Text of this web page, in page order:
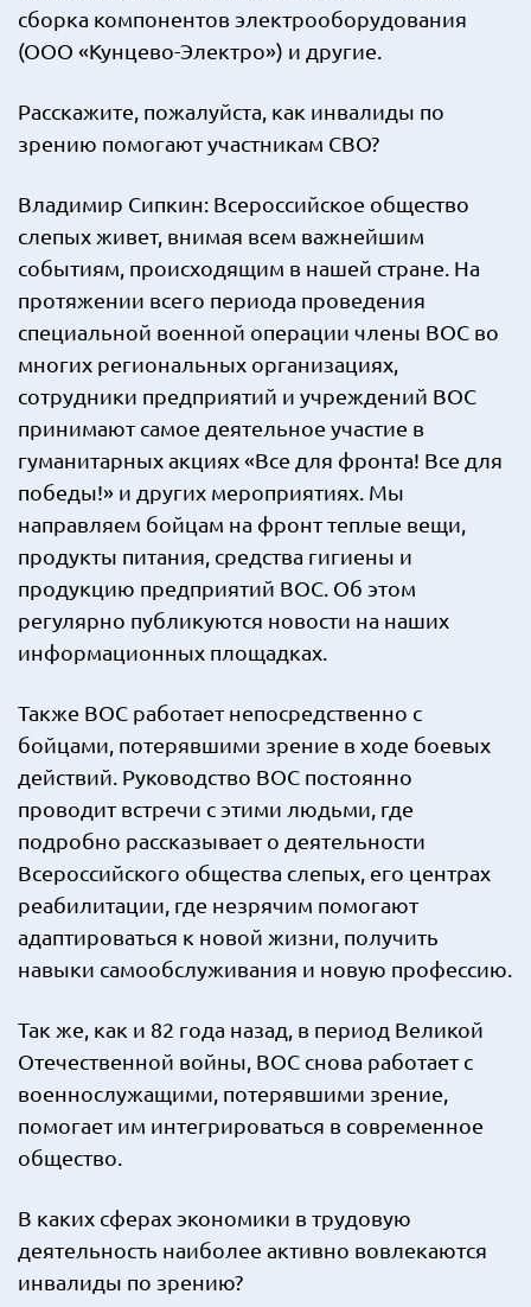
сборка компонентов электрооборудования
(ООО «Кунцево-Электро») и другие.
Расскажите, пожалуйста, как инвалиды по
зрению помогают участникам СВО?
Владимир Сипкин: Всероссийское общество
слепых живет, внимая всем важнейшим
событиям, происходящим в нашей стране. На
протяжении всего периода проведения
специальной военной операции члены ВОС во
многих региональных организациях,
сотрудники предприятий и учреждений ВОС
принимают самое деятельное участие в
гуманитарных акциях «Все для фронта! Все для
победы!» и других мероприятиях. Мы
направляем бойцам на фронт теплые вещи,
продукты питания, средства гигиены и
продукцию предприятий ВОС. Об этом
регулярно публикуются новости на наших
информационных площадках.
Также ВОС работает непосредственно с
бойцами, потерявшими зрение в ходе боевых
действий. Руководство ВОС постоянно
проводит встречи с этими людьми, где
подробно рассказывает о деятельности
Всероссийского общества слепых, его центрах
реабилитации, где незрячим помогают
адаптироваться к новой жизни, получить
навыки самообслуживания и новую профессию.
Так же, как и 82 года назад, в период Великой
Отечественной войны, ВОС снова работает с
военнослужащими, потерявшими зрение,
помогает им интегрироваться в современное
общество.
В каких сферах экономики в трудовую
деятельность наиболее активно вовлекаются
инвалиды по зрению?